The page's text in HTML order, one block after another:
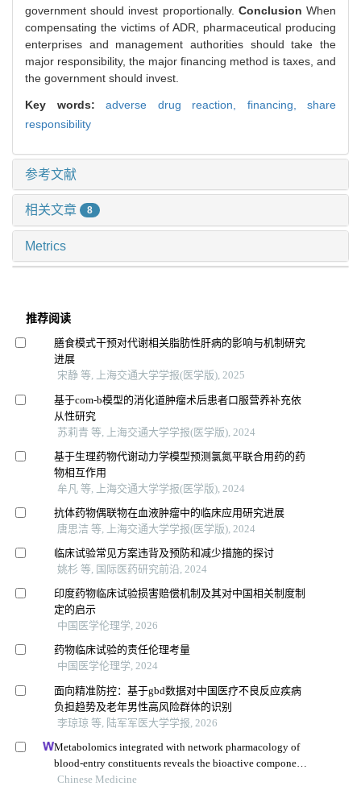
government should invest proportionally. ConclusionWhen
compensating the victims of ADR, pharmaceutical producing
enterprises and management authorities should take the
major responsibility, the major financing method is taxes, and
the government should invest.
Key words: adverse drug reaction, financing, share
responsibility
参考文献
相关文章 8
Metrics
推荐阅读
膳食模式干预对代谢相关脂肪性肝病的影响与机制研究
进展
宋静 等, 上海交通大学学报(医学版), 2025
基于com-b模型的消化道肿瘤术后患者口服营养补充依
从性研究
苏莉青 等, 上海交通大学学报(医学版), 2024
基于生理药物代谢动力学模型预测氯氮平联合用药的药
物相互作用
牟凡 等, 上海交通大学学报(医学版), 2024
抗体药物偶联物在血液肿瘤中的临床应用研究进展
唐思洁 等, 上海交通大学学报(医学版), 2024
临床试验常见方案违背及预防和减少措施的探讨
姚杉 等, 国际医药研究前沿, 2024
印度药物临床试验损害赔偿机制及其对中国相关制度制
定的启示
中国医学伦理学, 2026
药物临床试验的责任伦理考量
中国医学伦理学, 2024
面向精准防控：基于gbd数据对中国医疗不良反应疾病
负担趋势及老年男性高风险群体的识别
李琼琼 等, 陆军军医大学学报, 2026
Metabolomics integrated with network pharmacology of
blood-entry constituents reveals the bioactive component
of xuefu zhuyu decoction and its angiogenic effects in
Chinese Medicine